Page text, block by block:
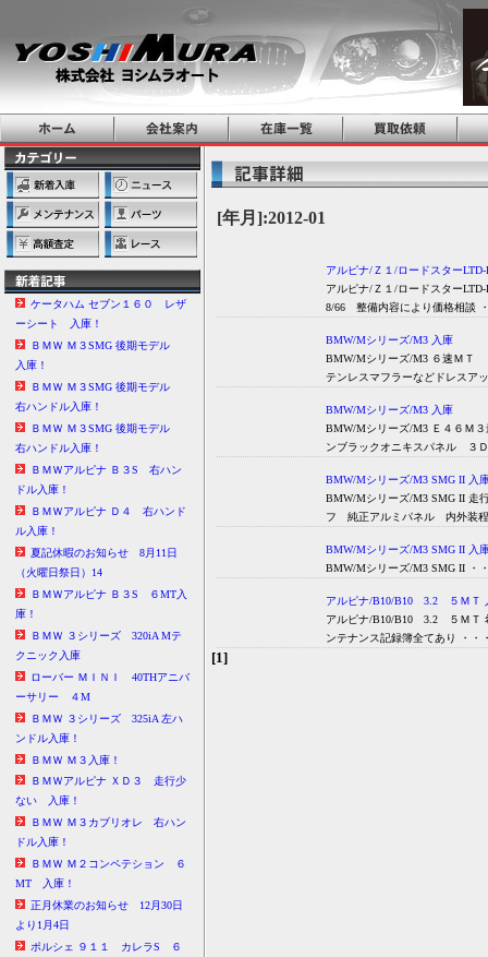
ケータハム セブン１６０ レザ
ーシート 入庫！
ＢＭＷ Ｍ３SMG 後期モデル
入庫！
ＢＭＷ Ｍ３SMG 後期モデル
右ハンドル入庫！
ＢＭＷ Ｍ３SMG 後期モデル
右ハンドル入庫！
ＢＭＷアルピナ Ｂ３S 右ハン
ドル入庫！
ＢＭＷアルピナ Ｄ４ 右ハンド
ル入庫！
夏記休暇のお知らせ 8月11日
（火曜日祭日）14
ＢＭＷアルピナ Ｂ３S ６MT入
庫！
ＢＭＷ ３シリーズ 320iA Mテ
クニック入庫
ローバー ＭＩＮＩ 40THアニバ
ーサリー ４M
ＢＭＷ ３シリーズ 325iA 左ハ
ンドル入庫！
ＢＭＷ Ｍ３入庫！
ＢＭＷアルピナ ＸＤ３ 走行少
ない 入庫！
ＢＭＷ Ｍ３カブリオレ 右ハン
ドル入庫！
ＢＭＷ Ｍ２コンペテション ６
MT 入庫！
正月休業のお知らせ 12月30日
より1月4日
ポルシェ ９１１ カレラS ６
[年月]:2012-01
アルピナ/Ｚ１/ロードスターLTD-
アルピナ/Ｚ１/ロードスター
8/66 整備内容により価格相談
BMW/Mシリーズ/M3 入庫
BMW/Mシリーズ/M3 ６速ＭＴ
テンレスマフラーなどドレスア
BMW/Mシリーズ/M3 入庫
BMW/Mシリーズ/M3 Ｅ４６Ｍ
ンブラックオニキスパネル ３
BMW/Mシリーズ/M3 SMG II 入
BMW/Mシリーズ/M3 SMG II
フ 純正アルミパネル 内外装程
BMW/Mシリーズ/M3 SMG II 入
BMW/Mシリーズ/M3 SMG II ・
アルピナ/B10/B10 3.2 ５ＭＴ
アルピナ/B10/B10 3.2 ５ＭＴ
ンテナンス記録簿全てあり ・・
[1]